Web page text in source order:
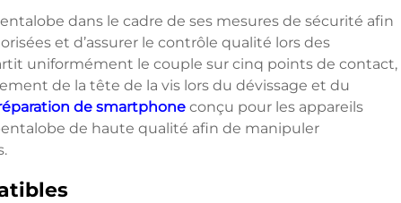
dans le cadre de ses mesures de sécurité afin
et d’assurer le contrôle qualité lors des
uniformément le couple sur cinq points de contact,
de la tête de la vis lors du dévissage et du
de smartphone conçu pour les appareils
de haute qualité afin de manipuler